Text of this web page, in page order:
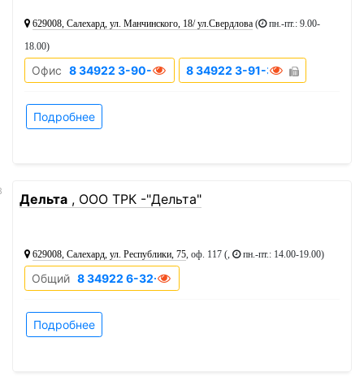
629008, Салехард, ул. Манчинского, 18/ ул.Свердлова (
пн.-пт.: 9.00-
18.00)
Офис 8 34922 3-90-30 8 34922 3-91-30
Подробнее
Дельта , ООО ТРК -"Дельта"
629008, Салехард, ул. Республики, 75, оф. 117 (, пн.-пт.: 14.00-19.00)
Общий 8 34922 6-32-21
Подробнее